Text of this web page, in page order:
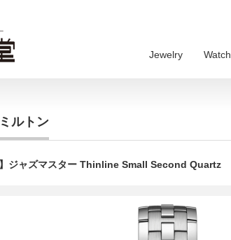
Jewelry Watch
ルトン
】ジャズマスター Thinline Small Second Quartz